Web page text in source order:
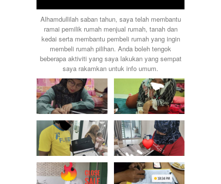
Alhamdullilah saban tahun, saya telah membantu
ramai pemilik rumah menjual rumah, tanah dan
kedai serta membantu pembeli rumah yang ingin
membeli rumah pilihan. Anda boleh tengok
beberapa aktiviti yang saya lakukan yang sempat
saya rakamkan untuk info umum.